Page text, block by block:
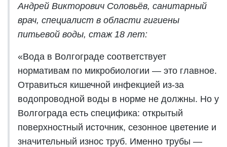
Андрей Викторович Соловьёв, санитарный
врач, специалист в области гигиены
питьевой воды, стаж 18 лет:
«Вода в Волгограде соответствует
нормативам по микробиологии — это главное.
Отравиться кишечной инфекцией из-за
водопроводной воды в норме не должны. Но у
Волгограда есть специфика: открытый
поверхностный источник, сезонное цветение и
значительный износ труб. Именно трубы —